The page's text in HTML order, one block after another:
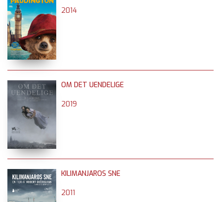
2014
OM DET UENDELIGE
2019
KILIMANJAROS SNE
2011